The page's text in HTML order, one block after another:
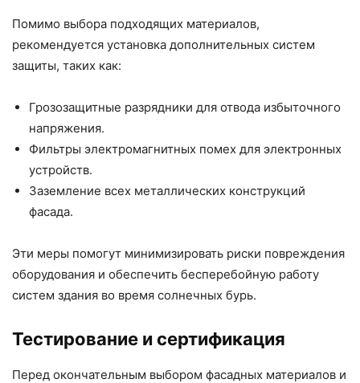
Помимо выбора подходящих материалов,
рекомендуется установка дополнительных систем
защиты, таких как:
Грозозащитные разрядники для отвода избыточного
напряжения.
Фильтры электромагнитных помех для электронных
устройств.
Заземление всех металлических конструкций
фасада.
Эти меры помогут минимизировать риски повреждения
оборудования и обеспечить бесперебойную работу
систем здания во время солнечных бурь.
Тестирование и сертификация
Перед окончательным выбором фасадных материалов и